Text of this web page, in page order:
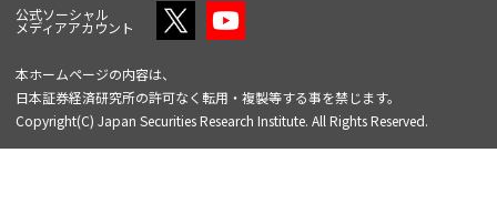
公式ソーシャル
メディアアカウント
本ホームページの内容は、
日本証券経済研究所の許可なく転用・複製等する事を禁じます。
Copyright(C) Japan Securities Research Institute. All Rights Reserved.